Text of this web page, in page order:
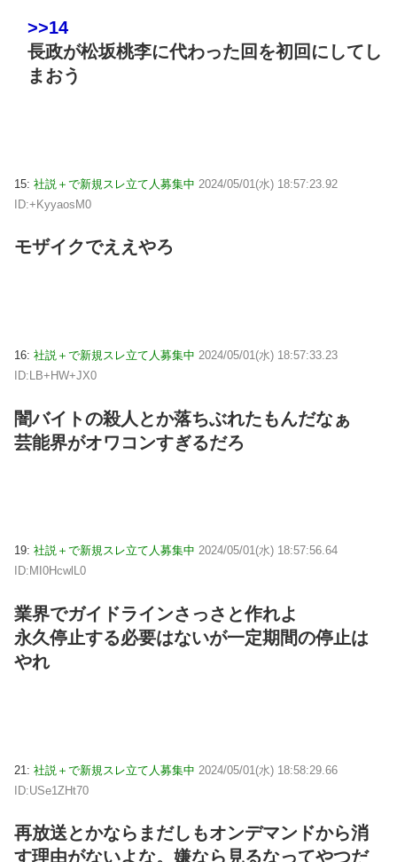
>>14
長政が松坂桃李に代わった回を初回にしてし
まおう
15: 社説＋で新規スレ立て人募集中 2024/05/01(水) 18:57:23.92
ID:+KyyaosM0
モザイクでええやろ
16: 社説＋で新規スレ立て人募集中 2024/05/01(水) 18:57:33.23
ID:LB+HW+JX0
闇バイトの殺人とか落ちぶれたもんだなぁ
芸能界がオワコンすぎるだろ
19: 社説＋で新規スレ立て人募集中 2024/05/01(水) 18:57:56.64
ID:MI0HcwlL0
業界でガイドラインさっさと作れよ
永久停止する必要はないが一定期間の停止は
やれ
21: 社説＋で新規スレ立て人募集中 2024/05/01(水) 18:58:29.66
ID:USe1ZHt70
再放送とかならまだしもオンデマンドから消
す理由がないよな。嫌なら見るなってやつだ